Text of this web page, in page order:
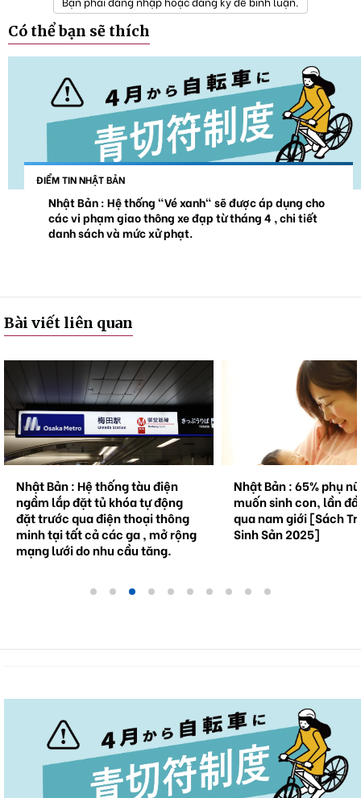
Có thể bạn sẽ thích
ĐIỂM TIN NHẬT BẢN
Nhật Bản : Hệ thống "Vé xanh" sẽ được áp dụng cho
các vi phạm giao thông xe đạp từ tháng 4 , chi tiết
danh sách và mức xử phạt.
Bài viết liên quan
Nhật Bản : Hệ thống tàu điện
ngầm lắp đặt tủ khóa tự động
đặt trước qua điện thoại thông
minh tại tất cả các ga , mở rộng
mạng lưới do nhu cầu tăng.
Nhật Bản : 65% phụ
muốn sinh con, lần
qua nam giới [Sách
Sinh Sản 2025]